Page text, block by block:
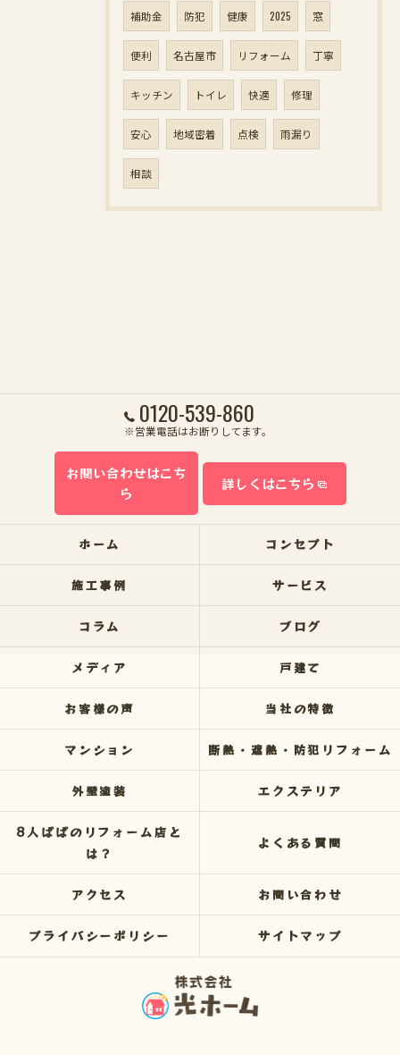
補助金 防犯 健康 2025 窓
便利 名古屋市 リフォーム 丁寧
キッチン トイレ 快適 修理
安心 地域密着 点検 雨漏り
相談
0120-539-860
※営業電話はお断りしてます。
お問い合わせはこち
ら
詳しくはこちら
ホーム コンセプト
施工事例 サービス
コラム ブログ
メディア 戸建て
お客様の声 当社の特徴
マンション 断熱・遮熱・防犯リフォーム
外壁塗装 エクステリア
8人ぱぱのリフォーム店と
は？
よくある質問
アクセス お問い合わせ
プライバシーポリシー サイトマップ